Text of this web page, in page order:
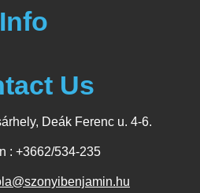
Info
Us
Deák Ferenc u. 4-6.
: +3662/534-235